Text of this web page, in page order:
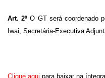
Art. 2ºO GT será coordenado
Iwai, Secretária-Executiva
Clique aqui para baixar na